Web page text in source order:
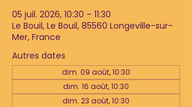
05 juil. 2026, 10:30 – 11:30
Le Bouil, Le Bouil, 85560 Longeville-sur-
Mer, France
Autres dates
dim. 09 août, 10:30
dim. 16 août, 10:30
dim. 23 août, 10:30